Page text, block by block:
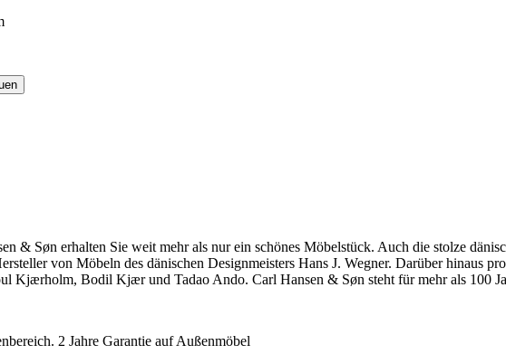
& Søn erhalten Sie weit mehr als nur ein schönes Möbelstück. Auch die stolze
von Möbeln des dänischen Designmeisters Hans J. Wegner. Darüber hinaus
Kjærholm, Bodil Kjær und Tadao Ando. Carl Hansen & Søn steht für mehr als 100
2 Jahre Garantie auf Außenmöbel